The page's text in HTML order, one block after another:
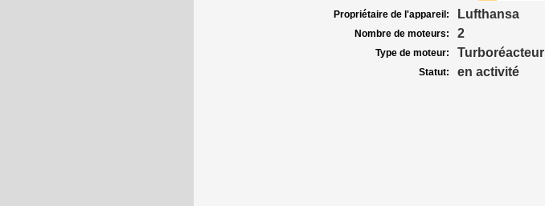
Propriétaire de l'appareil: Lufthansa
Nombre de moteurs: 2
Type de moteur: Turboréacteur
Statut: en activité